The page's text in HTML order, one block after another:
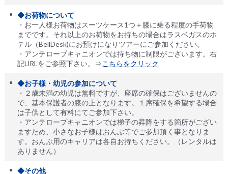
◆お荷物について
・お一人様お荷物はスーツケース1つ＋膝に乗る程度の手荷物
までです。それ以上のお荷物をお持ちの場合はラスベガスのホ
テル（BellDesk)にお預けになりツアーにご参加ください。
・アンテロープキャニオンでは持ち物に制限がございます。右
記URLをご参照下さい。⇒こちらをクリック
◆お子様・幼児の参加について
・２歳未満の幼児は無料ですが、座席の確保はございませんの
で、基本保護者の膝の上となります。１席確保を希望する場合
は子供として有料にてご参加下さい。
・アンテロープキャニオンでは梯子の昇降をする箇所がござい
ますため、小さなお子様はおんぶ等でご参加頂く事となりま
す。おんぶ用のキャリアは各自お持ちください。（レンタルは
ありません）
◆その他